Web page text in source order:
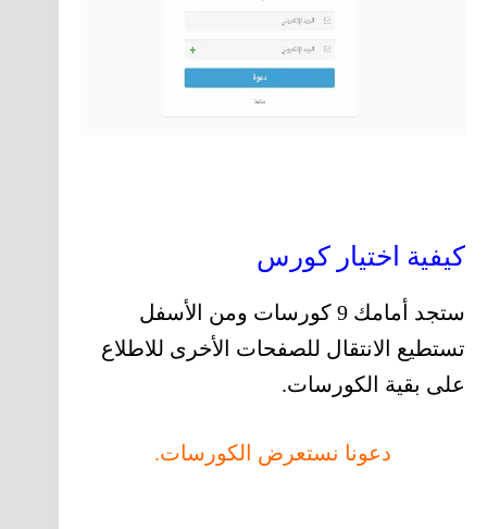
كيفية اختيار كورس
ستجد أمامك 9 كورسات ومن الأسفل
تستطيع الانتقال للصفحات الأخرى للاطلاع
على بقية الكورسات.
دعونا نستعرض الكورسات.